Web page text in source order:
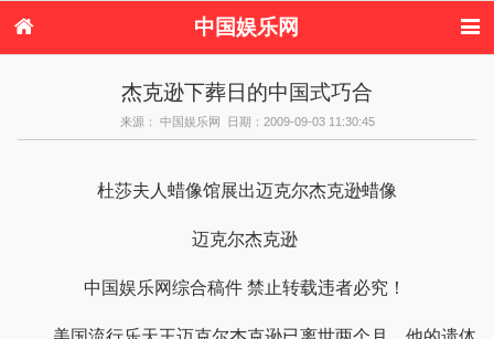
中国娱乐网
日本娱乐 韩国娱乐
音乐新闻 影视新闻
内地明星八卦
八卦
杰克逊下葬日的中国式巧合
来源： 中国娱乐网 日期：2009-09-03 11:30:45
杜莎夫人蜡像馆展出迈克尔杰克逊蜡像
迈克尔杰克逊
中国娱乐网综合稿件 禁止转载违者必究！